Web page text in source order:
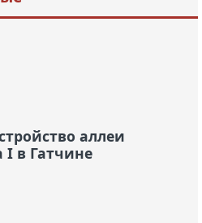
аллеи
I в Гатчине